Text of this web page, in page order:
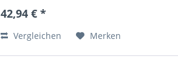
42,94 € *
Vergleichen Merken